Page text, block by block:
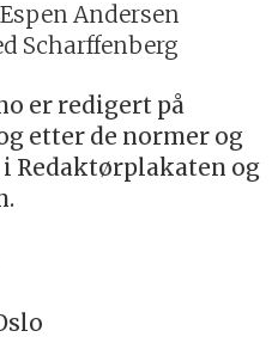
Espen Andersen
Scharffenberg
er redigert på
etter de normer og
Redaktørplakaten og